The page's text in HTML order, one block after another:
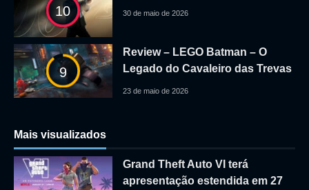
10 30 de maio de 2026
9
Review – LEGO Batman – O
Legado do Cavaleiro das Trevas
23 de maio de 2026
Mais visualizados
Grand Theft Auto VI terá
apresentação estendida em 27